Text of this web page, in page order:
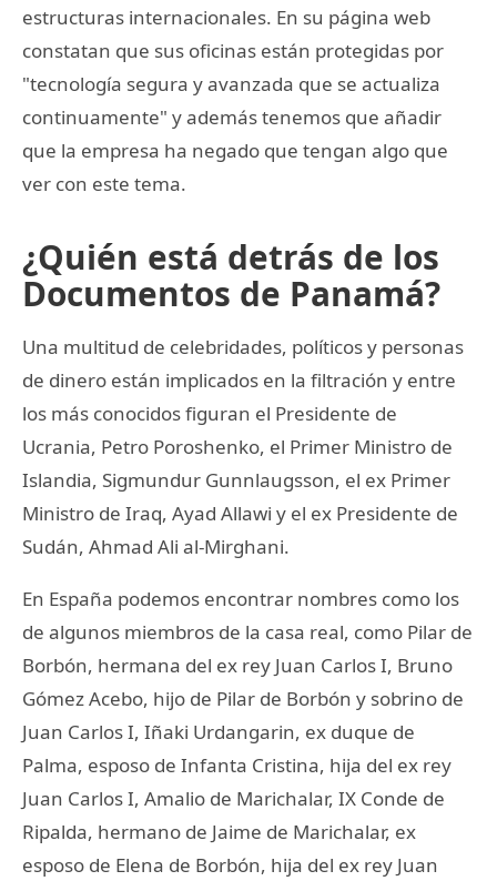
estructuras internacionales. En su página web
constatan que sus oficinas están protegidas por
"tecnología segura y avanzada que se actualiza
continuamente" y además tenemos que añadir
que la empresa ha negado que tengan algo que
ver con este tema.
¿Quién está detrás de los
Documentos de Panamá?
Una multitud de celebridades, políticos y personas
de dinero están implicados en la filtración y entre
los más conocidos figuran el Presidente de
Ucrania, Petro Poroshenko, el Primer Ministro de
Islandia, Sigmundur Gunnlaugsson, el ex Primer
Ministro de Iraq, Ayad Allawi y el ex Presidente de
Sudán, Ahmad Ali al-Mirghani.
En España podemos encontrar nombres como los
de algunos miembros de la casa real, como Pilar de
Borbón, hermana del ex rey Juan Carlos I, Bruno
Gómez Acebo, hijo de Pilar de Borbón y sobrino de
Juan Carlos I, Iñaki Urdangarin, ex duque de
Palma, esposo de Infanta Cristina, hija del ex rey
Juan Carlos I, Amalio de Marichalar, IX Conde de
Ripalda, hermano de Jaime de Marichalar, ex
esposo de Elena de Borbón, hija del ex rey Juan